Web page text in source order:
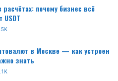
почему бизнес всё
в Москве — как устроен
знать